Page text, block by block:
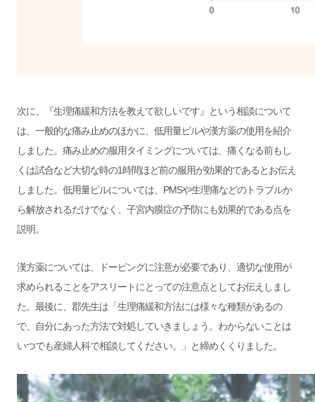
次に、『生理痛緩和方法を教えて欲しいです』という相談について
は、一般的な痛み止めのほかに、低用量ピルや漢方薬の使用を紹介
しました。痛み止めの服用タイミングについては、痛くなる前もし
くは試合など大切な時の1時間ほど前の服用が効果的であるとお伝え
しました。低用量ピルについては、PMSや生理痛などのトラブルか
ら解放されるだけでなく、子宮内膜症の予防にも効果的である点を
説明。
漢方薬については、ドーピングに注意が必要であり、適切な使用が
求められることをアスリートにとっての注意点としてお伝えしまし
た。最後に、郡先生は「生理痛緩和方法には様々な種類があるの
で、自分にあった方法で対処していきましょう。わからないことは
いつでも産婦人科で相談してください。」と締めくくりました。